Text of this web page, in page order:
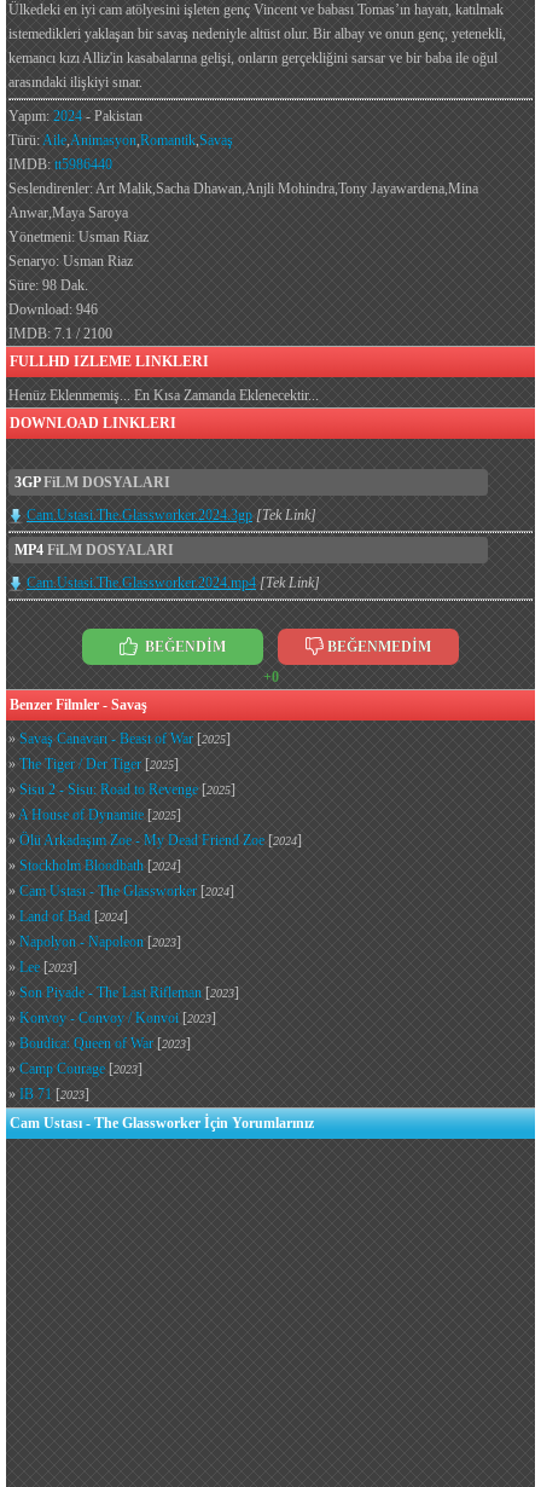
Ülkedeki en iyi cam atölyesini işleten genç Vincent ve babası Tomas’ın hayatı, katılmak
istemedikleri yaklaşan bir savaş nedeniyle altüst olur. Bir albay ve onun genç, yetenekli,
kemancı kızı Alliz'in kasabalarına gelişi, onların gerçekliğini sarsar ve bir baba ile oğul
arasındaki ilişkiyi sınar.
Yapım: 2024 - Pakistan
Türü:Aile,Animasyon,Romantik,Savaş
IMDB: tt5986440
Seslendirenler: Art Malik,Sacha Dhawan,Anjli Mohindra,Tony Jayawardena,Mina
Anwar,Maya Saroya
Yönetmeni: Usman Riaz
Senaryo: Usman Riaz
Süre: 98 Dak.
Download: 946
IMDB: 7.1 / 2100
FULLHD IZLEME LINKLERI
Henüz Eklenmemiş... En Kısa Zamanda Eklenecektir...
DOWNLOAD LINKLERI
3GPFiLM DOSYALARI
Cam.Ustasi.The.Glassworker.2024.3gp [Tek Link]
MP4 FiLM DOSYALARI
Cam.Ustasi.The.Glassworker.2024.mp4 [Tek Link]
BEĞENDİM
BEĞENMEDİM
+0
Benzer Filmler - Savaş
» Savaş Canavarı - Beast of War [2025]
» The Tiger / Der Tiger [2025]
» Sisu 2 - Sisu: Road to Revenge [2025]
»A House of Dynamite [2025]
» Ölü Arkadaşım Zoe - My Dead Friend Zoe [2024]
» Stockholm Bloodbath [2024]
» Cam Ustası - The Glassworker [2024]
» Land of Bad [2024]
» Napolyon - Napoleon [2023]
» Lee [2023]
» Son Piyade - The Last Rifleman [2023]
» Konvoy - Convoy / Konvoi [2023]
» Boudica: Queen of War [2023]
» Camp Courage [2023]
» IB 71 [2023]
Cam Ustası - The Glassworker İçin Yorumlarınız